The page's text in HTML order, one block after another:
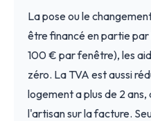
La pose ou le
être financé en partie
100 € par fenêtre), les
zéro. La TVA est aussi
logement a plus de 2
l'artisan sur la facture.